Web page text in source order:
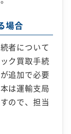
場合
者について
ク買取手続
追加で必要
は運輸支局
ので、担当